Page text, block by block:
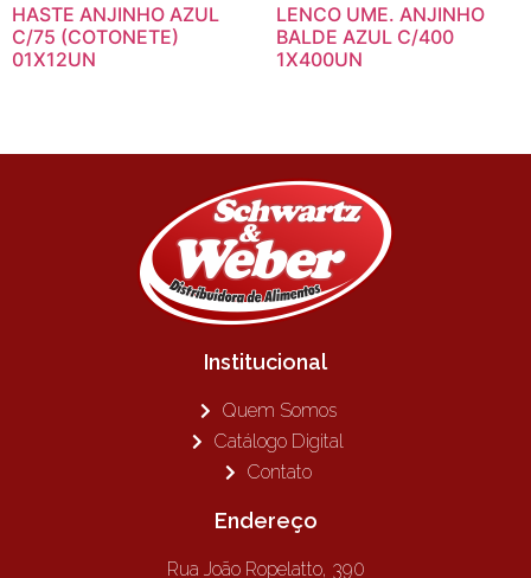
HASTE ANJINHO AZUL
C/75 (COTONETE)
01X12UN
LENCO UME. ANJINHO
BALDE AZUL C/400
1X400UN
Institucional
Quem Somos
Catálogo Digital
Contato
Endereço
Rua João Ropelatto, 390